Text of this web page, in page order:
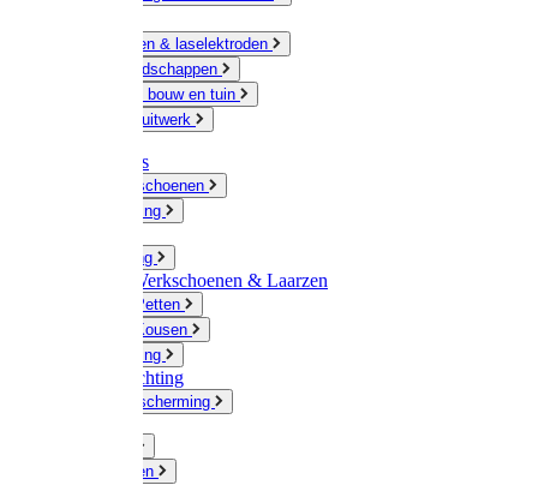
Slijpschijven & laselektroden
Handgereedschappen
IJzerwaren bouw en tuin
Hang en sluitwerk
Disposables
Werkhandschoenen
Regenkleding
Werkkleding
Wandel-/ Werkschoenen & Laarzen
Hoeden / Petten
Sokken / Kousen
Winterkleding
Winkelinrichting
Gelaatsbescherming
Knaagdieren